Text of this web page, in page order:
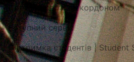
Портал освіти за кордоном
Вступний сервіс
Підтримка студентів | Student